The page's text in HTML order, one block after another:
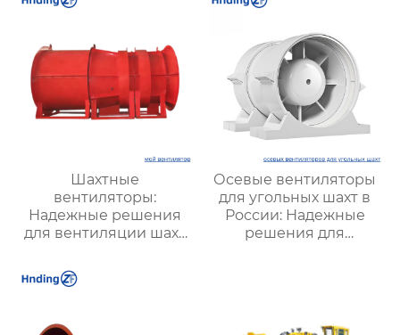
Шахтные
вентиляторы:
Надежные решения
для вентиляции шахт
| Купить с доставкой
Осевые вентиляторы
для угольных шахт в
России: Надежные
решения для